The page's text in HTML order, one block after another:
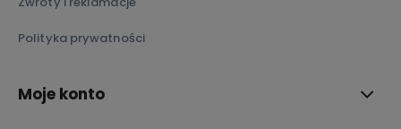
Polityka prywatności
Moje konto